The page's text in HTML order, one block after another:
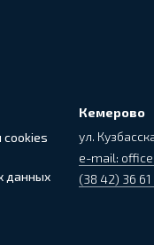
cookies
данных
Кемерово
ул.
e-mail:
(38 42) 36